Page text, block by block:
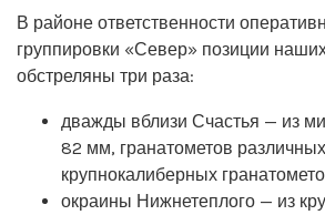
В районе ответственности
группировки «Север» позиции
обстреляны три раза:
дважды вблизи Счастья — из
82 мм, гранатометов
крупнокалиберных
окраины Нижнетеплого — из